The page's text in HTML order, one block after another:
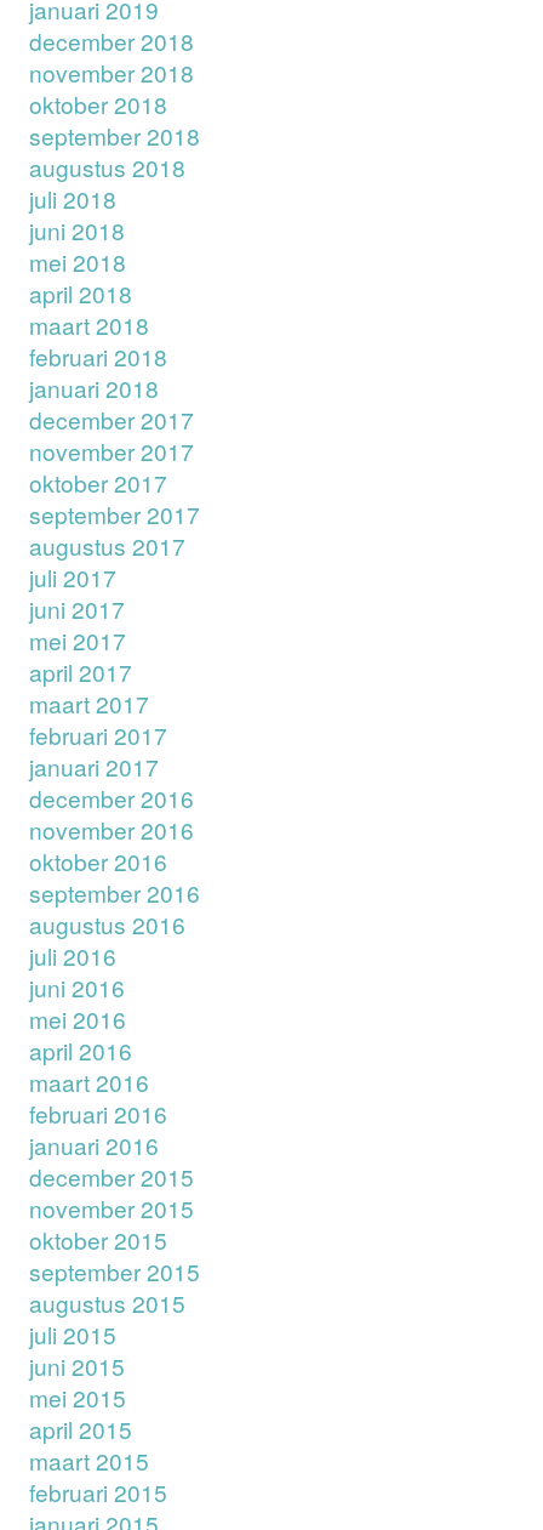
januari 2019
december 2018
november 2018
oktober 2018
september 2018
augustus 2018
juli 2018
juni 2018
mei 2018
april 2018
maart 2018
februari 2018
januari 2018
december 2017
november 2017
oktober 2017
september 2017
augustus 2017
juli 2017
juni 2017
mei 2017
april 2017
maart 2017
februari 2017
januari 2017
december 2016
november 2016
oktober 2016
september 2016
augustus 2016
juli 2016
juni 2016
mei 2016
april 2016
maart 2016
februari 2016
januari 2016
december 2015
november 2015
oktober 2015
september 2015
augustus 2015
juli 2015
juni 2015
mei 2015
april 2015
maart 2015
februari 2015
januari 2015